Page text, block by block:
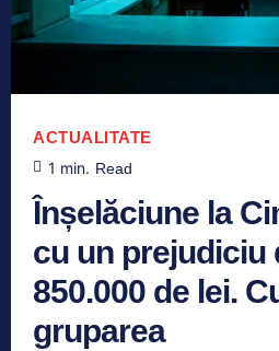
ACTUALITATE
1 min. Read
Înșelăciune la
cu un prejudiciu
850.000 de lei.
gruparea